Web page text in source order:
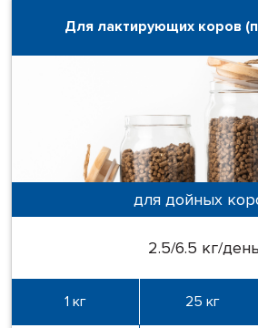
Для лактирующих коров
для дойных
2.5/6.5 кг/день
1 кг 25 кг